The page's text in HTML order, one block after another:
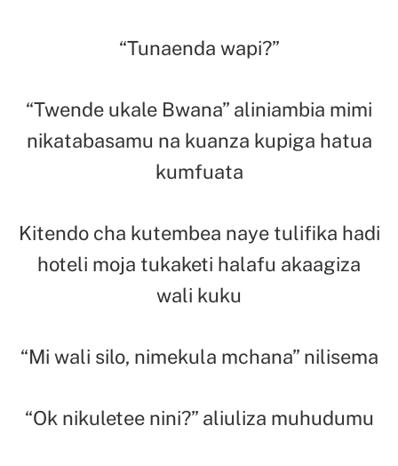
“Tunaenda wapi?”
“Twende ukale Bwana” aliniambia mimi
nikatabasamu na kuanza kupiga hatua
kumfuata
Kitendo cha kutembea naye tulifika hadi
hoteli moja tukaketi halafu akaagiza
wali kuku
“Mi wali silo, nimekula mchana” nilisema
“Ok nikuletee nini?” aliuliza muhudumu